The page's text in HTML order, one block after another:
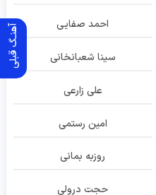
آهنـگ قبلی احمد صفایی
سینا شعبانخانی
علی زارعی
امین رستمی
روزبه بمانی
حجت درولی